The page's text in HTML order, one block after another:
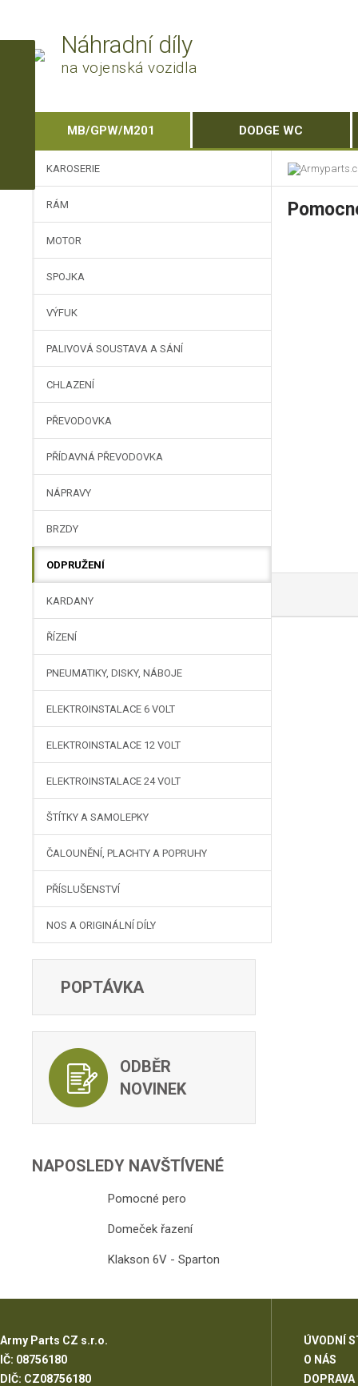
Náhradní díly
na vojenská vozidla
MB/GPW/M201 DODGE WC
KAROSERIE
RÁM
MOTOR
SPOJKA
VÝFUK
PALIVOVÁ SOUSTAVA A SÁNÍ
CHLAZENÍ
PŘEVODOVKA
PŘÍDAVNÁ PŘEVODOVKA
NÁPRAVY
BRZDY
ODPRUŽENÍ
KARDANY
ŘÍZENÍ
PNEUMATIKY, DISKY, NÁBOJE
ELEKTROINSTALACE 6 VOLT
ELEKTROINSTALACE 12 VOLT
ELEKTROINSTALACE 24 VOLT
ŠTÍTKY A SAMOLEPKY
ČALOUNĚNÍ, PLACHTY A POPRUHY
PŘÍSLUŠENSTVÍ
NOS A ORIGINÁLNÍ DÍLY
POPTÁVKA
ODBĚR
NOVINEK
NAPOSLEDY NAVŠTÍVENÉ
Pomocné pero
Domeček řazení
Klakson 6V - Sparton
Army Parts CZ s.r.o.
IČ: 08756180
DIČ: CZ08756180
ÚVODNÍ
O NÁS
DOPRAVA